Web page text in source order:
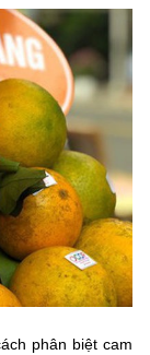
phân biệt cam